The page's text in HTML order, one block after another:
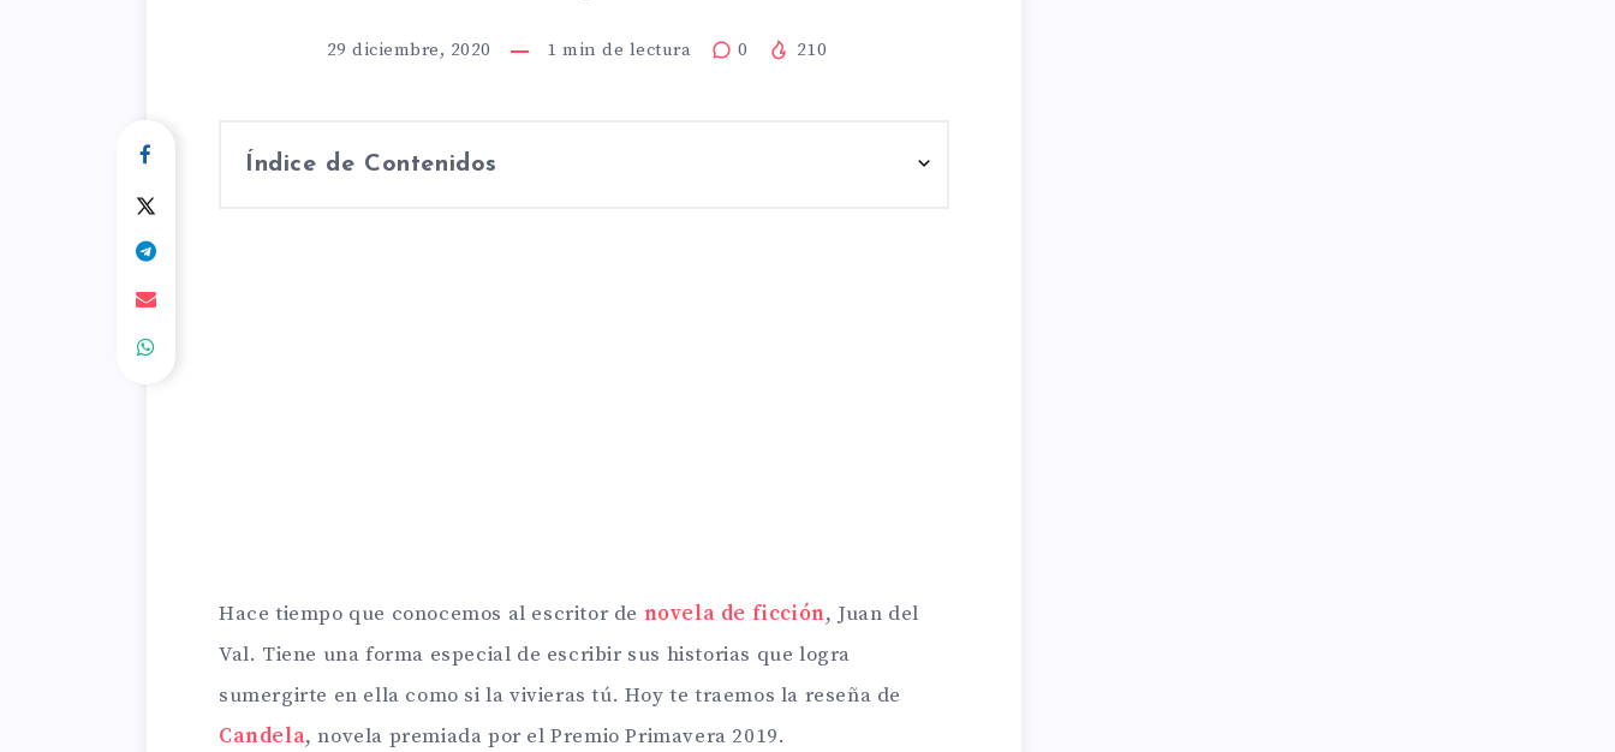
29 diciembre, 2020 1 min de lectura 0 210
Índice de Contenidos
Hace tiempo que conocemos al escritor de novela de ficción, Juan del
Val. Tiene una forma especial de escribir sus historias que logra
sumergirte en ella como si la vivieras tú. Hoy te traemos la reseña de
Candela, novela premiada por el Premio Primavera 2019.